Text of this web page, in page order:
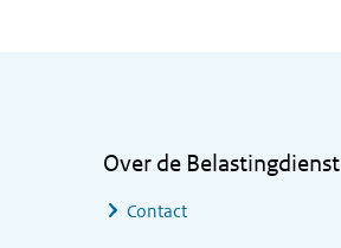
Over de Belastingdienst
Contact